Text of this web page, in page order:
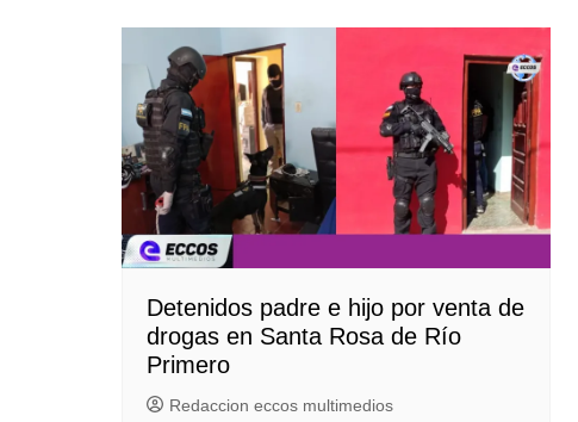
Detenidos padre e hijo por venta de
drogas en Santa Rosa de Río
Primero
Redaccion eccos multimedios